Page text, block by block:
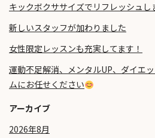
キックボクササイズでリフレッシュし
新しいスタッフが加わりました
女性限定レッスンも充実してます！
運動不足解消、メンタルUP、ダイエ
ムにお任せください
アーカイブ
2026年8月